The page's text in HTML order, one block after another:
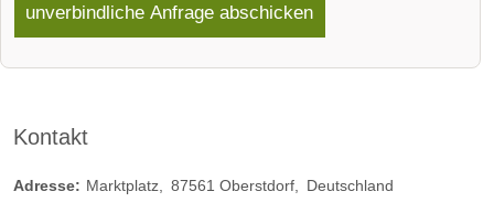
unverbindliche Anfrage abschicken
Kontakt
Adresse: Marktplatz 87561 Oberstdorf
Deutschland